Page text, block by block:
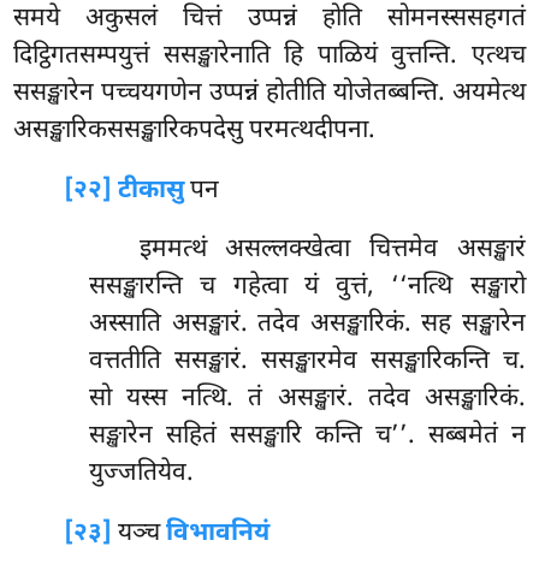
समये अकुसलं चित्तं उप्पन्नं होति सोमनस्ससहगतं
दिट्ठिगतसम्पयुत्तं ससङ्खारेनाति हि पाळियं वुत्तन्ति. एत्थच
ससङ्खारेन पच्चयगणेन उप्पन्नं होतीति योजेतब्बन्ति. अयमेत्थ
असङ्खारिकससङ्खारिकपदेसु परमत्थदीपना.
[२२] टीकासुपन
इममत्थं असल्लक्खेत्वा चित्तमेव असङ्खारं
ससङ्खारन्ति च गहेत्वा यं वुत्तं, ‘‘नत्थि सङ्खारो
अस्साति असङ्खारं. तदेव असङ्खारिकं. सह सङ्खारेन
वत्ततीति ससङ्खारं. ससङ्खारमेव ससङ्खारिकन्ति च.
सो यस्स नत्थि. तं असङ्खारं. तदेव असङ्खारिकं.
सङ्खारेन सहितं ससङ्खारि कन्ति च’’. सब्बमेतं न
युज्जतियेव.
[२३] यञ्चविभावनियं